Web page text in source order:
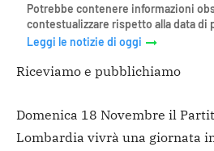
Potrebbe contenere informazioni
contestualizzare rispetto alla data di
Leggi le notizie di oggi
Riceviamo e pubblichiamo
Domenica 18 Novembre il
Lombardia vivrà una giornata